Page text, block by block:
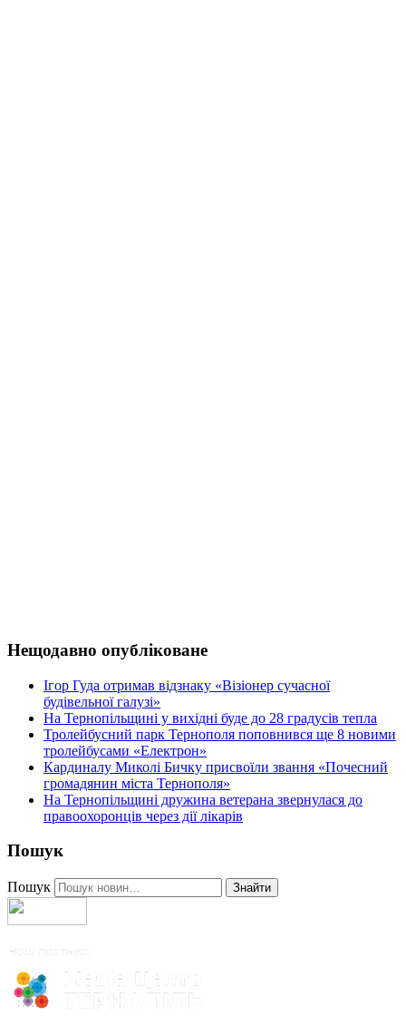
Нещодавно опубліковане
Ігор Гуда отримав відзнаку «Візіонер сучасної
будівельної галузі»
На Тернопільщині у вихідні буде до 28 градусів тепла
Тролейбусний парк Тернополя поповнився ще 8 новими
тролейбусами «Електрон»
Кардиналу Миколі Бичку присвоїли звання «Почесний
громадянин міста Тернополя»
На Тернопільщині дружина ветерана звернулася до
правоохоронців через дії лікарів
Пошук
Пошук Знайти